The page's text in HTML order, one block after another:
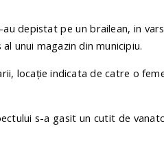
depistat pe un brailean, in
unui magazin din municipiu.
locaţie indicata de catre o
s-a gasit un cutit de